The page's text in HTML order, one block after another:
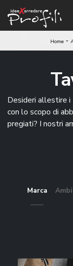
Home -
Desideri allestire i
con lo scopo di
pregiati? I nostri
Marca